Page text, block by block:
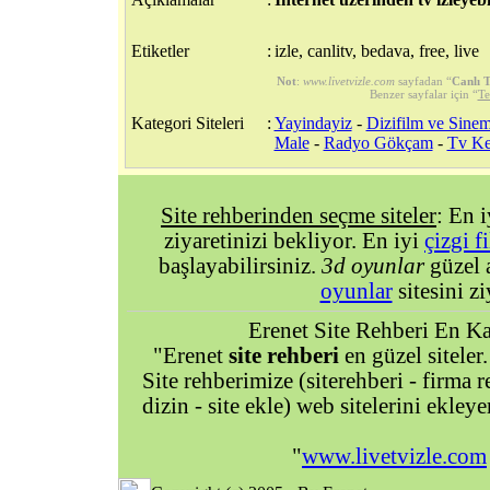
Etiketler : izle, canlitv, bedava, free, live
Not: www.livetvizle.comsayfadan “Canlı
Benzer sayfalar için “
Kategori Siteleri : Yayindayiz- Dizifilm ve
Male- Radyo Gökçam- Tv
Site rehberinden seçme siteler: En
ziyaretinizi bekliyor. En iyi çizgi
başlayabilirsiniz. 3d oyunlargüzel
oyunlarsitesini
Erenet Site Rehberi En
"Erenet site rehberi en güzel
Site rehberimize (siterehberi - firma
dizin - site ekle) web sitelerini
"www.livetvizle.com